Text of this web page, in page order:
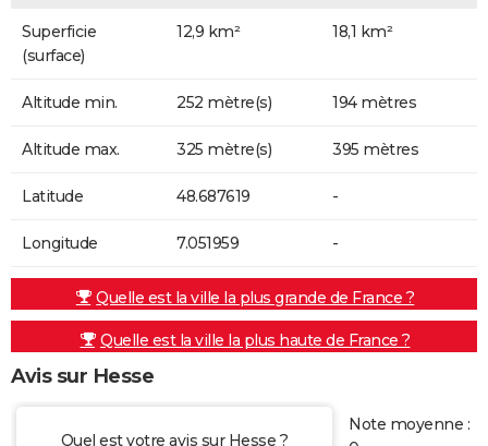
Superficie
(surface)
12,9 km² 18,1 km²
Altitude min. 252 mètre(s) 194 mètres
Altitude max. 325 mètre(s) 395 mètres
Latitude 48.687619 -
Longitude 7.051959 -
Quelle est la ville la plus grande de France ?
Quelle est la ville la plus haute de France ?
Avis sur Hesse
Quel est votre avis sur Hesse ?
Note moyenne :